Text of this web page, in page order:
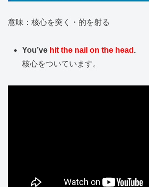
意味：核心を突く・的を射る
You’ve hit the nail on the head .
核心をついています。